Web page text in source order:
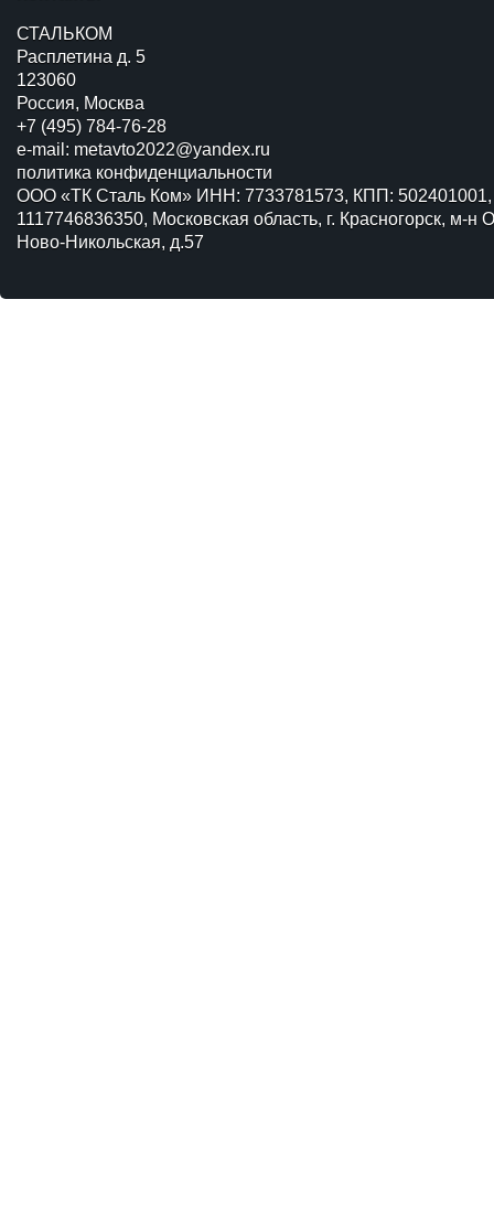
СТАЛЬКОМ
Расплетина д. 5
123060
Россия, Москва
+7 (495) 784-76-28
e-mail: metavto2022@yandex.ru
политика конфиденциальности
ООО «ТК Сталь Ком» ИНН: 7733781573, КПП:
1117746836350, Московская область, г. Красногорск, м-н
Ново-Никольская, д.57